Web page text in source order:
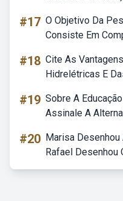
#17 O Objetivo Da
Consiste Em
#18 Cite As
Hidrelétricas E
#19 Sobre A
Assinale A
#20 Marisa
Rafael Desenhou